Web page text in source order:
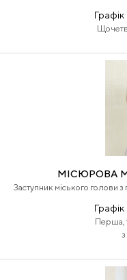
МІСЮРОВА
Заступник міського голови
Перша,